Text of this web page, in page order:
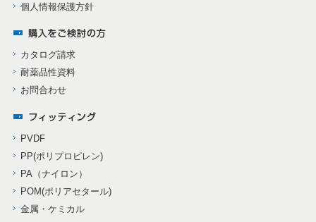
個人情報保護方針
カタログ請求
耐薬品性資料
お問合わせ
PVDF
PP(ポリプロピレン)
PA（ナイロン）
POM(ポリアセタール)
金属・ケミカル